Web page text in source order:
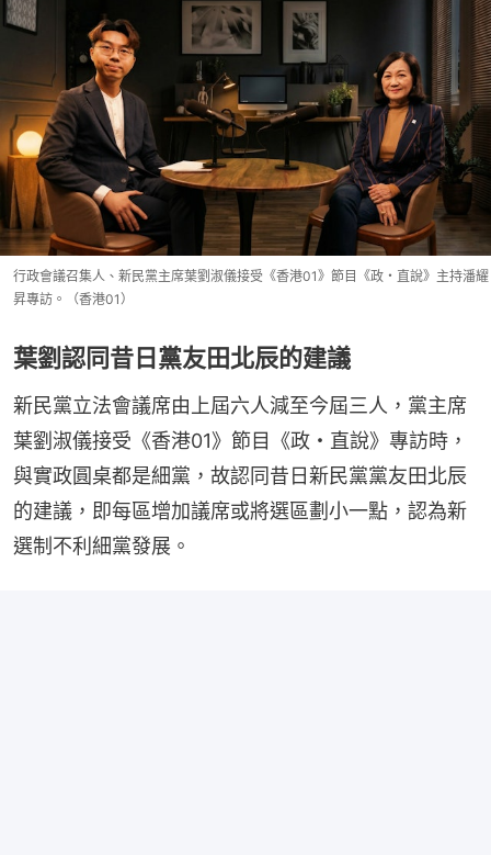
行政會議召集人、新民黨主席葉劉淑儀接受《香港01》節目《政・直說》主持潘耀
昇專訪。（香港01）
葉劉認同昔日黨友田北辰的建議
新民黨立法會議席由上屆六人減至今屆三人，黨主席
葉劉淑儀接受《香港01》節目《政・直說》專訪時，
與實政圓桌都是細黨，故認同昔日新民黨黨友田北辰
的建議，即每區增加議席或將選區劃小一點，認為新
選制不利細黨發展。